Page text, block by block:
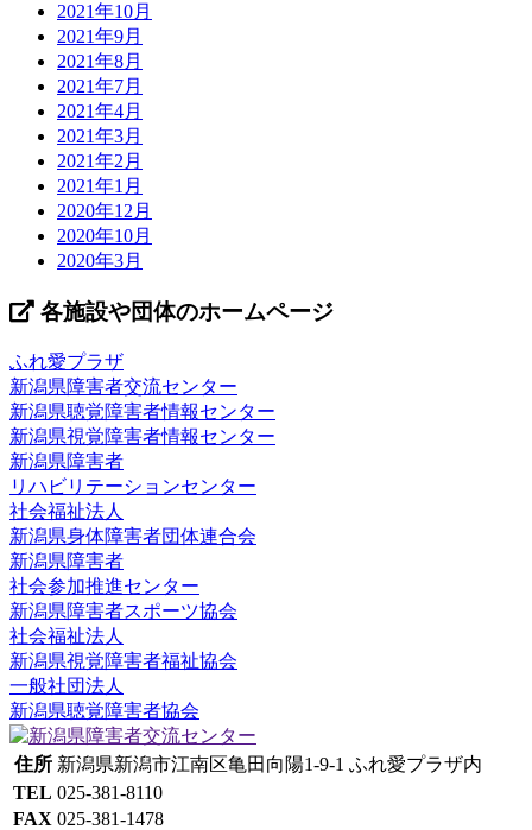
2021年10月
2021年9月
2021年8月
2021年7月
2021年4月
2021年3月
2021年2月
2021年1月
2020年12月
2020年10月
2020年3月
各施設や団体のホームページ
ふれ愛プラザ
新潟県障害者交流センター
新潟県聴覚障害者情報センター
新潟県視覚障害者情報センター
新潟県障害者
リハビリテーションセンター
社会福祉法人
新潟県身体障害者団体連合会
新潟県障害者
社会参加推進センター
新潟県障害者スポーツ協会
社会福祉法人
新潟県視覚障害者福祉協会
一般社団法人
新潟県聴覚障害者協会
住所 新潟県新潟市江南区亀田向陽1-9-1 ふれ愛プラザ内
TEL 025-381-8110
FAX 025-381-1478